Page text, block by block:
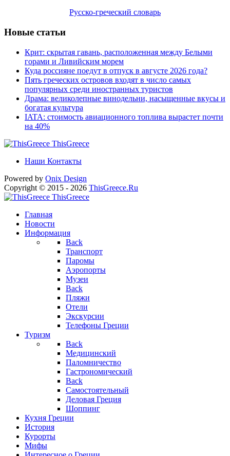
Русско-греческий словарь
Новые статьи
Крит: скрытая гавань, расположенная между Белыми
горами и Ливийским морем
Куда россияне поедут в отпуск в августе 2026 года?
Пять греческих островов входят в число самых
популярных среди иностранных туристов
Драма: великолепные винодельни, насыщенные вкусы и
богатая культура
IATA: стоимость авиационного топлива вырастет почти
на 40%
ThisGreece
Наши Контакты
Powered by Onix Design
Copyright © 2015 - 2026 ThisGreece.Ru
ThisGreece
Главная
Новости
Информация
Back
Транспорт
Паромы
Аэропорты
Музеи
Back
Пляжи
Отели
Экскурсии
Телефоны Греции
Туризм
Back
Медицинский
Паломничество
Гастрономический
Back
Самостоятельный
Деловая Греция
Шоппинг
Кухня Греции
История
Курорты
Мифы